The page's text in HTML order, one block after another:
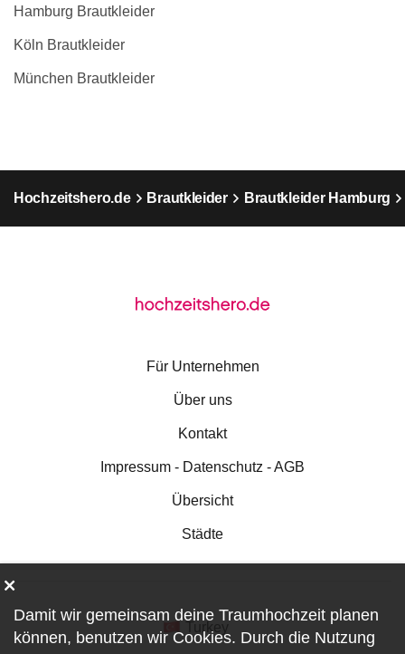
Hamburg Brautkleider
Köln Brautkleider
München Brautkleider
Hochzeitshero.de Brautkleider Brautkleider Hamburg
Für Unternehmen
Über uns
Kontakt
Impressum - Datenschutz - AGB
Übersicht
Städte
Damit wir gemeinsam deine Traumhochzeit planen
können, benutzen wir Cookies. Durch die Nutzung